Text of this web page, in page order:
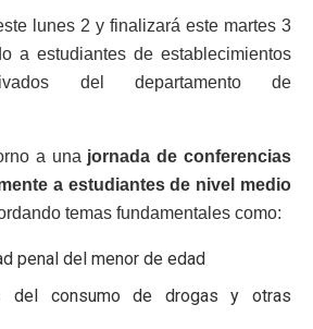
lunes 2 y finalizará este martes 3
a estudiantes de establecimientos
del departamento de
a una jornada de conferencias
a estudiantes de nivel medio
temas fundamentales como:
penal del menor de edad
del consumo de drogas y otras